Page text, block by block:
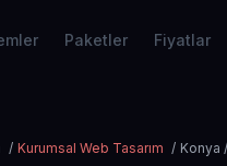
Paketler Fiyatlar
/ Kurumsal Web Tasarım / Konya